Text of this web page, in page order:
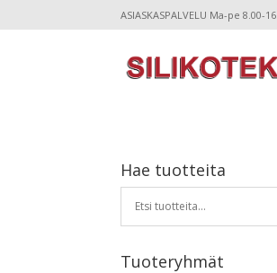
ASIASKASPALVELU Ma-pe
Hae tuotteita
Tuoteryhmät